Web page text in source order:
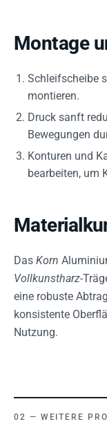
Montage
Schleifscheibe
montieren.
Druck sanft
Bewegungen
Konturen und
bearbeiten, um
Das Korn
Vollkunstharz-
eine robuste
konsistente
Nutzung.
WEITERE